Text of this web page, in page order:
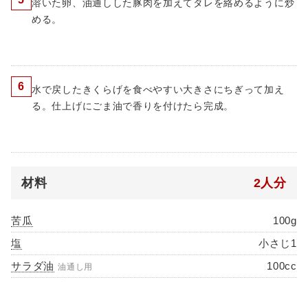
溶いた卵、油通しした豚肉を加えてタレを絡めるように炒
める。
6
水で戻したきくらげを食べやすい大きさにちぎって加え
る。仕上げにごま油で香りを付けたら完成。
材料 2人分
苦瓜
100g
塩
小さじ1
サラダ油 油通し用
100cc